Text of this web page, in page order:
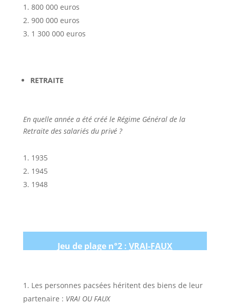
800 000 euros
900 000 euros
1 300 000 euros
RETRAITE
En quelle année a été créé le Régime Général de la
Retraite des salariés du privé ?
1935
1945
1948
Jeu de plage n°2 : VRAI-FAUX
Les personnes pacsées héritent des biens de leur
partenaire : VRAI OU FAUX